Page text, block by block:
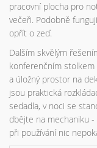
pracovní plocha pro
večeři. Podobně
opřít o zeď.
Dalším skvělým
konferenčním stolkem
a úložný prostor na
jsou praktická
sedadla, v noci se
dbějte na mechaniku -
při používání nic